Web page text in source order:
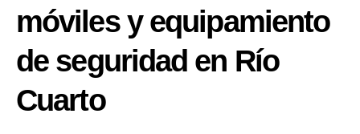
móviles y equipamiento
de seguridad en Río
Cuarto